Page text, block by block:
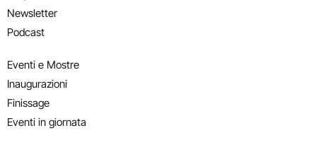
Newsletter
Podcast
Eventi e Mostre
Inaugurazioni
Finissage
Eventi in giornata